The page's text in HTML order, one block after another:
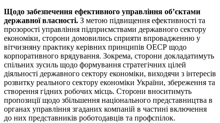
Щодо забезпечення ефективного управління об’єктами
державної власності. З метою підвищення ефективності та
прозорості управління підприємствами державного сектору
економіки, сторони домовились сприяти впровадженню у
вітчизняну практику керівних принципів ОЕСР щодо
корпоративного врядування. Зокрема, сторони докладатимуть
спільних зусиль щодо формування стратегічних цілей
діяльності державного сектору економіки, виходячи з інтересів
розвитку реального сектору економіки України, збереження та
створення гідних робочих місць. Сторони вноситимуть
пропозиції щодо збільшення національного представництва в
органах управління згаданих компаній в частині включення
до них представників роботодавців та профспілок.